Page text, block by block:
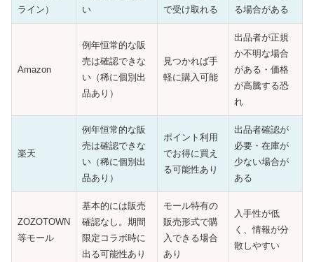
ライン）
い
で受け取れる
る場合がある
Amazon
例年恒常的な販
売は確認できな
い（稀に個別出
品あり）
見つかれば手
軽に購入可能
出品者が正規
か不明な場合
がある・価格
が高騰する恐
れ
楽天
例年恒常的な販
売は確認できな
い（稀に個別出
品あり）
ポイント利用
でお得に買え
る可能性あり
出品者確認が
必要・在庫が
少ない場合が
ある
ZOZOTOWN
等モール
基本的には販売
確認なし。期間
限定コラボ時に
出る可能性あり
モール特有の
販売形式で購
入できる場合
あり
入手性が低
く、情報が分
散しやすい